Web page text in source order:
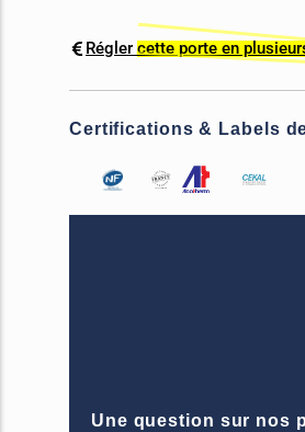
Réglercette porte en
Certifications & Labels
Une question sur nos